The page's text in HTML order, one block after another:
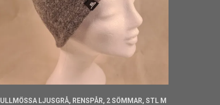
ULLMÖSSA LJUSGRÅ, RENSPÅR, 2 SÖMMAR, STL M